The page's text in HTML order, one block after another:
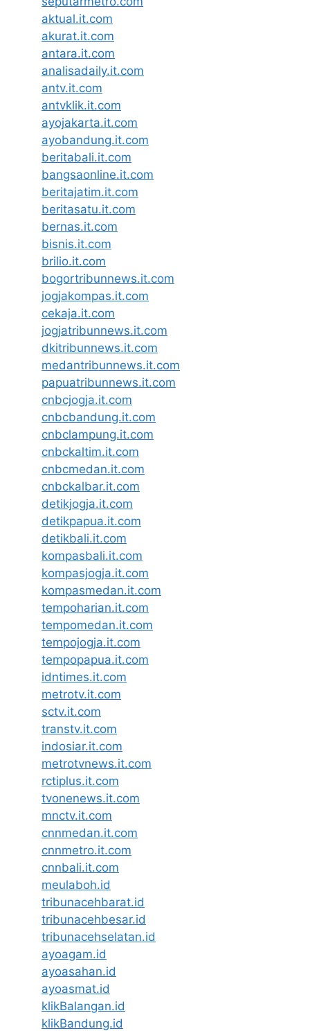
aktual.it.com
akurat.it.com
antara.it.com
analisadaily.it.com
antv.it.com
antvklik.it.com
ayojakarta.it.com
ayobandung.it.com
beritabali.it.com
bangsaonline.it.com
beritajatim.it.com
beritasatu.it.com
bernas.it.com
bisnis.it.com
brilio.it.com
bogortribunnews.it.com
jogjakompas.it.com
cekaja.it.com
jogjatribunnews.it.com
dkitribunnews.it.com
medantribunnews.it.com
papuatribunnews.it.com
cnbcjogja.it.com
cnbcbandung.it.com
cnbclampung.it.com
cnbckaltim.it.com
cnbcmedan.it.com
cnbckalbar.it.com
detikjogja.it.com
detikpapua.it.com
detikbali.it.com
kompasbali.it.com
kompasjogja.it.com
kompasmedan.it.com
tempoharian.it.com
tempomedan.it.com
tempojogja.it.com
tempopapua.it.com
idntimes.it.com
metrotv.it.com
sctv.it.com
transtv.it.com
indosiar.it.com
metrotvnews.it.com
rctiplus.it.com
tvonenews.it.com
mnctv.it.com
cnnmedan.it.com
cnnmetro.it.com
cnnbali.it.com
meulaboh.id
tribunacehbarat.id
tribunacehbesar.id
tribunacehselatan.id
ayoagam.id
ayoasahan.id
ayoasmat.id
klikBalangan.id
klikBandung.id